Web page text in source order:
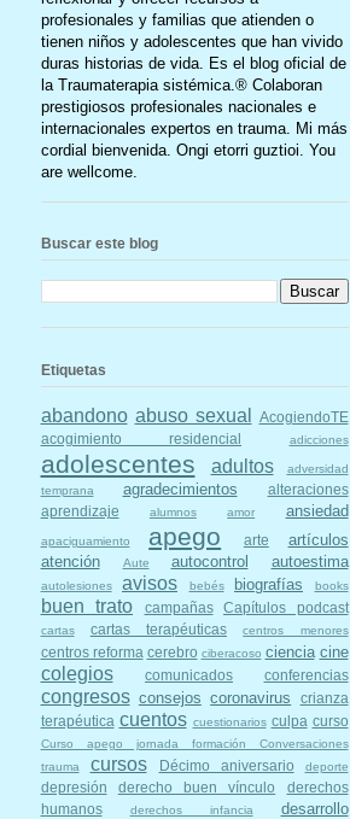
profesionales y familias que atienden o
tienen niños y adolescentes que han vivido
duras historias de vida. Es el blog oficial de
la Traumaterapia sistémica.® Colaboran
prestigiosos profesionales nacionales e
internacionales expertos en trauma. Mi más
cordial bienvenida. Ongi etorri guztioi. You
are wellcome.
Buscar este blog
Etiquetas
abandono abuso sexual
AcogiendoTE
acogimiento residencial
adicciones
adolescentes adultos
adversidad
temprana
agradecimientos
alteraciones
aprendizaje
alumnos amor ansiedad
apaciguamiento apego arte
artículos
atención
Aute autocontrol autoestima
autolesiones avisos bebés biografías books
buen trato campañas Capítulos podcast
cartas cartas terapéuticas centros menores
centros reforma cerebro ciberacoso ciencia cine
colegios comunicados conferencias
congresos consejos coronavirus
crianza
terapéutica cuentos cuestionarios culpa curso
Curso apego jornada formación Conversaciones
trauma
cursos Décimo aniversario deporte
depresión derecho buen vínculo
derechos
humanos
derechos infancia desarrollo